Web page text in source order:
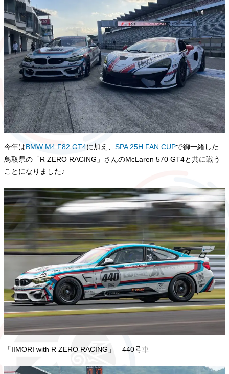
今年はBMW M4 F82 GT4に加え、 SPA 25H FAN CUPで御一緒した
鳥取県の「R ZERO RACING」さんのMcLaren 570 GT4と共に戦う
ことになりました♪
「IIMORI with R ZERO RACING」 440号車